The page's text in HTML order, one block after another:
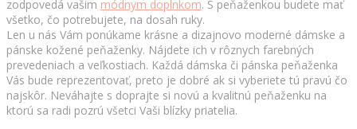
zodpovedá vašim módnym doplnkom. S peňaženkou budete mať
všetko, čo potrebujete, na dosah ruky.
Len u nás Vám ponúkame krásne a dizajnovo moderné dámske a
pánske kožené peňaženky. Nájdete ich v rôznych farebných
prevedeniach a veľkostiach. Každá dámska či pánska peňaženka
Vás bude reprezentovať, preto je dobré ak si vyberiete tú pravú čo
najskôr. Neváhajte s doprajte si novú a kvalitnú peňaženku na
ktorú sa radi pozrú všetci Vaši blízky priatelia.